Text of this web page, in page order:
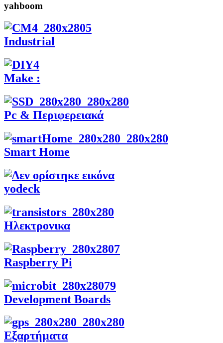
yahboom
Industrial
Make :
Pc & Περιφερειακά
Smart Home
yodeck
Ηλεκτρονικα
Raspberry Pi
Development Boards
Εξαρτήματα